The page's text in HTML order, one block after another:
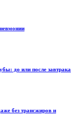
до или после завтрака
без трансжиров и